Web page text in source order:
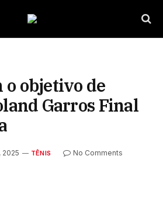
o objetivo de
Garros Final
2025 TÊNIS
No Comments